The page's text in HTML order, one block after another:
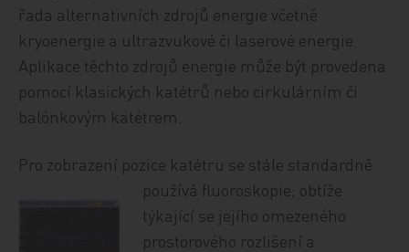
řada alternativních zdrojů energie včetně
kryoenergie a ultrazvukové či laserové energie.
Aplikace těchto zdrojů energie může být provedena
pomocí klasických katétrů nebo cirkulárním či
balónkovým katétrem.
Pro zobrazení pozice katétru se stále standardně
používá fluoroskopie; obtíže
týkající se jejího omezeného
prostorového rozlišení a